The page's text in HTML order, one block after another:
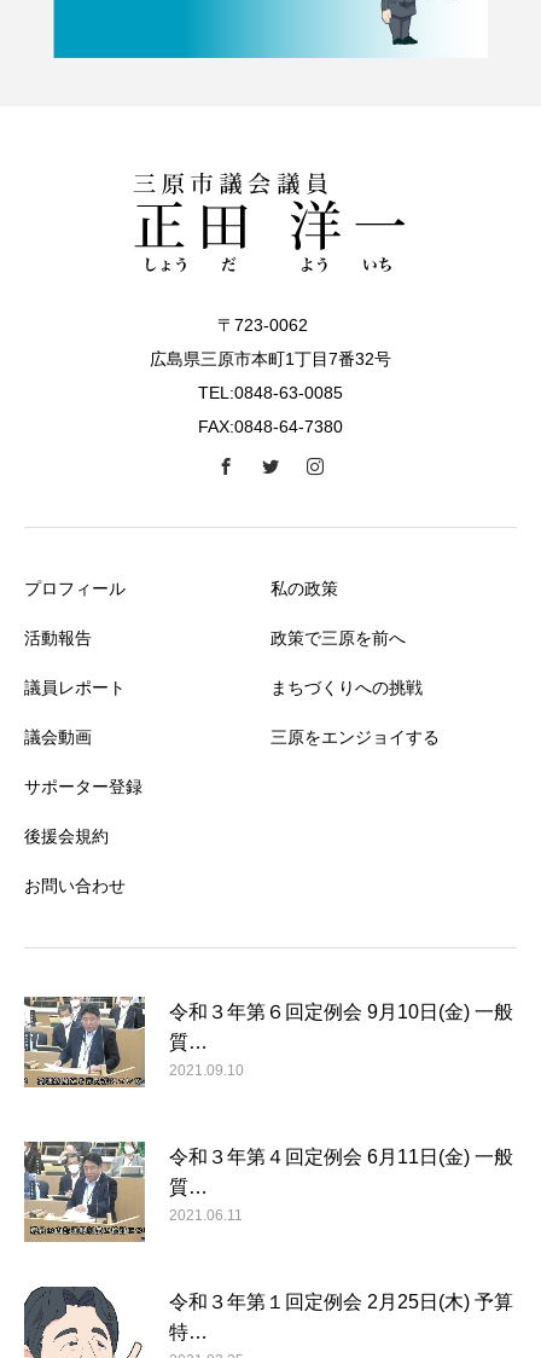
〒723-0062
広島県三原市本町1丁目7番32号
TEL:0848-63-0085
FAX:0848-64-7380
プロフィール
活動報告
議員レポート
議会動画
サポーター登録
後援会規約
お問い合わせ
私の政策
政策で三原を前へ
まちづくりへの挑戦
三原をエンジョイする
令和３年第６回定例会 9月10日(金) 一般
質…
2021.09.10
令和３年第４回定例会 6月11日(金) 一般
質…
2021.06.11
令和３年第１回定例会 2月25日(木) 予算
特…